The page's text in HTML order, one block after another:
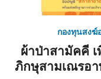
กองทุนสงฆ์
ผ้าป่าสามัคคี
ภิกษุสามเณรอ